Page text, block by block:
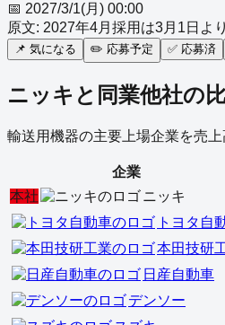
📅 2027/3/1(月) 00:00
原文: 2027年4月採用は3月1日よ
📌 気になる ✏️ 応募予定 ✅ 応募済
ニッキ と同業他社の
輸送用機器の主要上場企業を売上
企業
本社
ニッキ
トヨタ自
本田技研
日産自動車
デンソー